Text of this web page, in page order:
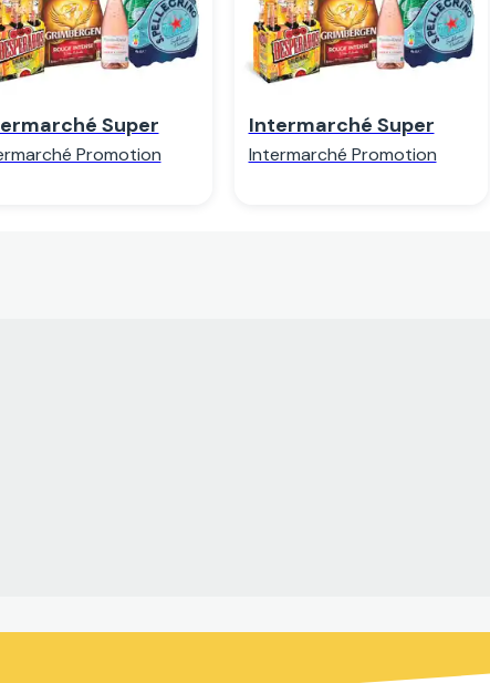
Super
Promotion
Intermarché Super
Intermarché Promotion